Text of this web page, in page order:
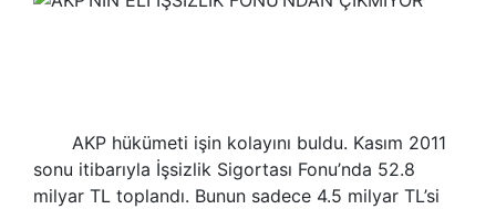
AKP hükümeti işin kolayını buldu. Kasım 2011
sonu itibarıyla İşsizlik Sigortası Fonu’nda 52.8
milyar TL toplandı. Bunun sadece 4.5 milyar TL’si